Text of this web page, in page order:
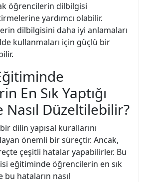
öğrencilerin dilbilgisi
yardımcı olabilir.
dilbilgisini daha iyi anlamaları
kullanmaları için güçlü bir
En Sık Yaptığı
Nasıl Düzeltilebilir?
dilin yapısal kurallarını
önemli bir süreçtir. Ancak,
çeşitli hatalar yapabilirler. Bu
eğitiminde öğrencilerin en sık
bu hataların nasıl